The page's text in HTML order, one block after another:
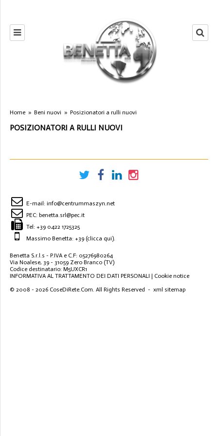
Home » Beni nuovi » Posizionatori a rulli nuovi
POSIZIONATORI A RULLI NUOVI
E-mail: info@centrummaszyn.net
PEC: benetta.srl@pec.it
Tel: +39 0422 1725325
Massimo Benetta: +39 (clicca qui).
Benetta S.r.l.s - P.IVA e C.F: 05276980264
Via Noalese, 39 - 31059 Zero Branco (TV)
Codice destinatario: M5UXCR1
INFORMATIVA AL TRATTAMENTO DEI DATI PERSONALI | Cookie notice
© 2008 - 2026 CoseDiRete.Com. All Rights Reserved - xml sitemap